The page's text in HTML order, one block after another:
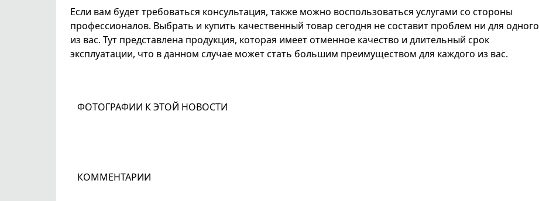
Если вам будет требоваться консультация, также можно воспользоваться услугами со стороны
профессионалов. Выбрать и купить качественный товар сегодня не составит проблем ни для одного
из вас. Тут представлена продукция, которая имеет отменное качество и длительный срок
эксплуатации, что в данном случае может стать большим преимуществом для каждого из вас.
ФОТОГРАФИИ К ЭТОЙ НОВОСТИ
КОММЕНТАРИИ